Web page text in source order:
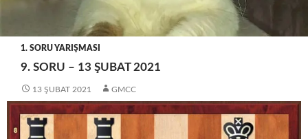
1. SORU YARIŞMASI
9. SORU – 13 ŞUBAT 2021
13 ŞUBAT 2021 GMCC